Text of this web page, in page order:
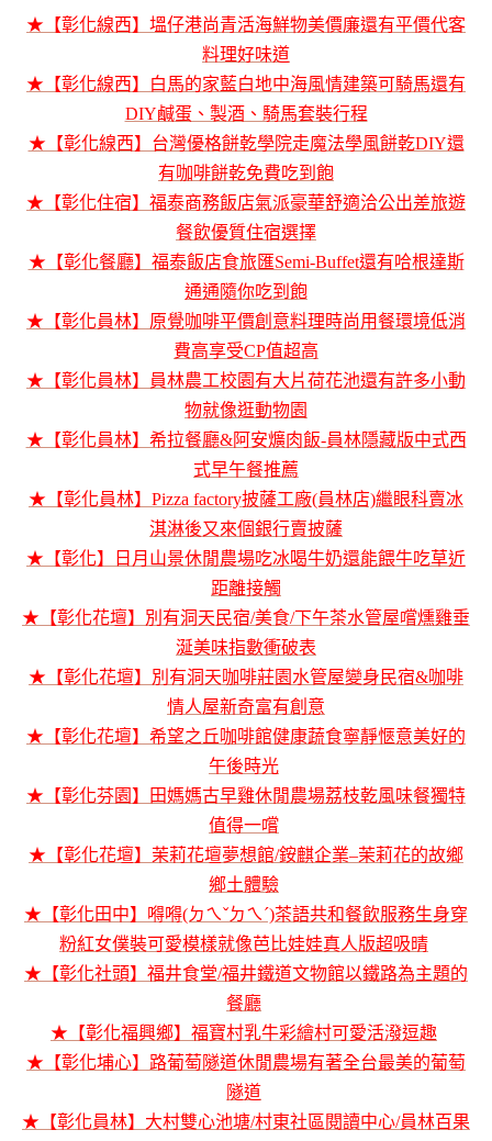
★【彰化線西】塭仔港尚青活海鮮物美價廉還有平價代客
料理好味道
★【彰化線西】白馬的家藍白地中海風情建築可騎馬還有
DIY鹹蛋、製酒、騎馬套裝行程
★【彰化線西】台灣優格餅乾學院走魔法學風餅乾DIY還
有咖啡餅乾免費吃到飽
★【彰化住宿】福泰商務飯店氣派豪華舒適洽公出差旅遊
餐飲優質住宿選擇
★【彰化餐廳】福泰飯店食旅匯Semi-Buffet還有哈根達斯
通通隨你吃到飽
★【彰化員林】原覺咖啡平價創意料理時尚用餐環境低消
費高享受CP值超高
★【彰化員林】員林農工校園有大片荷花池還有許多小動
物就像逛動物園
★【彰化員林】希拉餐廳&阿安爌肉飯-員林隱藏版中式西
式早午餐推薦
★【彰化員林】Pizza factory披薩工廠(員林店)繼眼科賣冰
淇淋後又來個銀行賣披薩
★【彰化】日月山景休閒農場吃冰喝牛奶還能餵牛吃草近
距離接觸
★【彰化花壇】別有洞天民宿/美食/下午茶水管屋嚐燻雞垂
涎美味指數衝破表
★【彰化花壇】別有洞天咖啡莊園水管屋變身民宿&咖啡
情人屋新奇富有創意
★【彰化花壇】希望之丘咖啡館健康蔬食寧靜愜意美好的
午後時光
★【彰化芬園】田媽媽古早雞休閒農場荔枝乾風味餐獨特
值得一嚐
★【彰化花壇】茉莉花壇夢想館/銨麒企業–茉莉花的故鄉
鄉土體驗
★【彰化田中】嘚嘚(ㄉㄟˇㄉㄟˊ)茶語共和餐飲服務生身穿
粉紅女僕裝可愛模樣就像芭比娃娃真人版超吸晴
★【彰化社頭】福井食堂/福井鐵道文物館以鐵路為主題的
餐廳
★【彰化福興鄉】福寶村乳牛彩繪村可愛活潑逗趣
★【彰化埔心】路葡萄隧道休閒農場有著全台最美的葡萄
隧道
★【彰化員林】大村雙心池塘/村東社區閱讀中心/員林百果